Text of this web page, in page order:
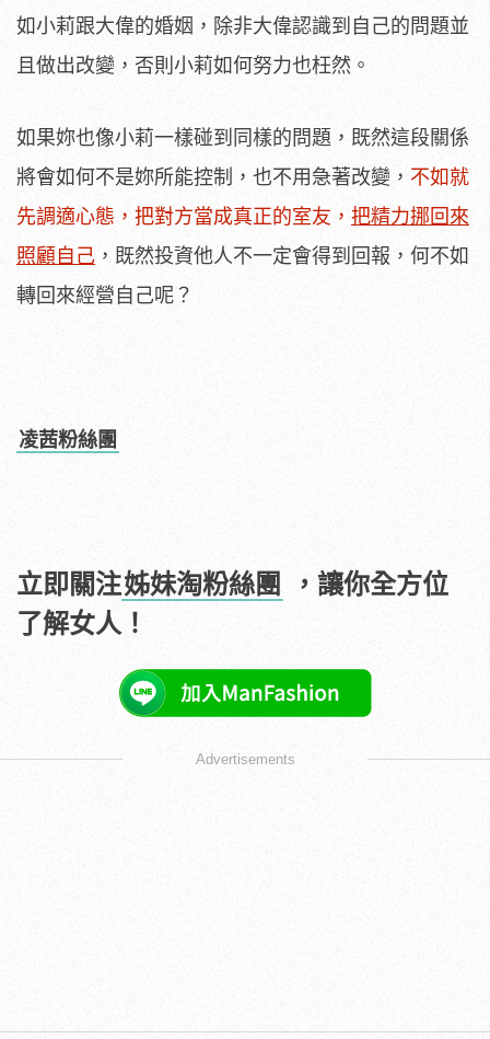
如小莉跟大偉的婚姻，除非大偉認識到自己的問題並
且做出改變，否則小莉如何努力也枉然。
如果妳也像小莉一樣碰到同樣的問題，既然這段關係
將會如何不是妳所能控制，也不用急著改變， 不如就
先調適心態，把對方當成真正的室友， 把精力挪回來
照顧自己 ，既然投資他人不一定會得到回報，何不如
轉回來經營自己呢？
凌茜粉絲團
立即關注姊妹淘粉絲團
，讓你全方位
了解女人！
Advertisements